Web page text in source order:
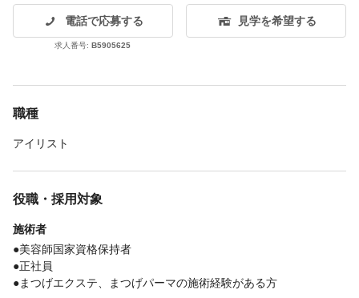
電話で応募する
求人番号:B5905625
見学を希望する
職種
アイリスト
役職・採用対象
施術者
●美容師国家資格保持者
●正社員
●まつげエクステ、まつげパーマの施術経験がある方